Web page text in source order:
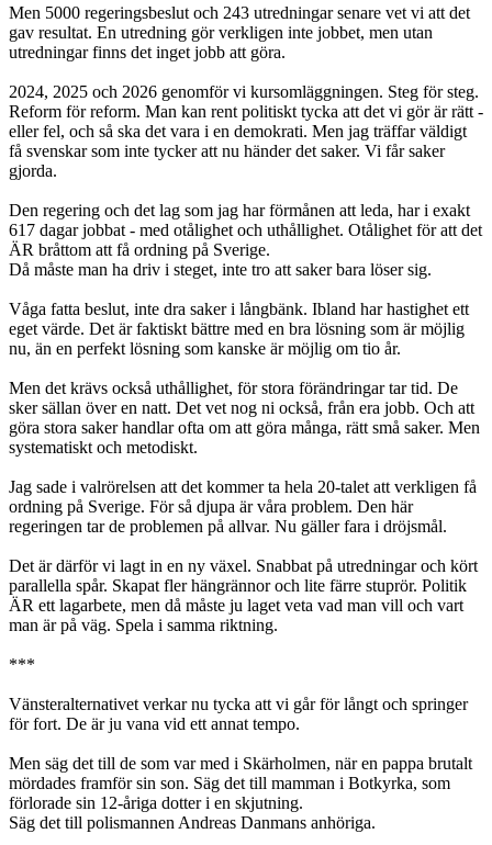
Men 5000 regeringsbeslut och 243 utredningar senare vet vi att det
gav resultat. En utredning gör verkligen inte jobbet, men utan
utredningar finns det inget jobb att göra.
2024, 2025 och 2026 genomför vi kursomläggningen. Steg för steg.
Reform för reform. Man kan rent politiskt tycka att det vi gör är rätt -
eller fel, och så ska det vara i en demokrati. Men jag träffar väldigt
få svenskar som inte tycker att nu händer det saker. Vi får saker
gjorda.
Den regering och det lag som jag har förmånen att leda, har i exakt
617 dagar jobbat - med otålighet och uthållighet. Otålighet för att det
ÄR bråttom att få ordning på Sverige.
Då måste man ha driv i steget, inte tro att saker bara löser sig.
Våga fatta beslut, inte dra saker i långbänk. Ibland har hastighet ett
eget värde. Det är faktiskt bättre med en bra lösning som är möjlig
nu, än en perfekt lösning som kanske är möjlig om tio år.
Men det krävs också uthållighet, för stora förändringar tar tid. De
sker sällan över en natt. Det vet nog ni också, från era jobb. Och att
göra stora saker handlar ofta om att göra många, rätt små saker. Men
systematiskt och metodiskt.
Jag sade i valrörelsen att det kommer ta hela 20-talet att verkligen få
ordning på Sverige. För så djupa är våra problem. Den här
regeringen tar de problemen på allvar. Nu gäller fara i dröjsmål.
Det är därför vi lagt in en ny växel. Snabbat på utredningar och kört
parallella spår. Skapat fler hängrännor och lite färre stuprör. Politik
ÄR ett lagarbete, men då måste ju laget veta vad man vill och vart
man är på väg. Spela i samma riktning.
***
Vänsteralternativet verkar nu tycka att vi går för långt och springer
för fort. De är ju vana vid ett annat tempo.
Men säg det till de som var med i Skärholmen, när en pappa brutalt
mördades framför sin son. Säg det till mamman i Botkyrka, som
förlorade sin 12-åriga dotter i en skjutning.
Säg det till polismannen Andreas Danmans anhöriga.